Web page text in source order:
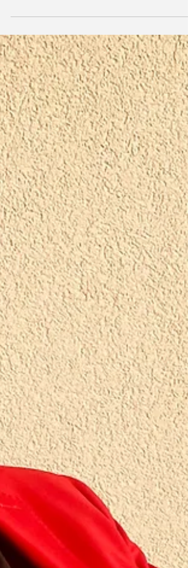
Am Sonntag werden Weltrekorde
im Ausschlafen. Sondern im Vor-sich-hin-
Überlegen. Soll ich… oder soll ich nicht?
Jetzt… oder später? Noch einen Kaffee…
oder doch schon ein schlechtes Gewissen?
Während wir nach der perfekten Antwort
suchen, zieht das Leben gemütlich an uns
vorbei und denkt sich: «Ich wäre übrigens
bereit gewesen.» Vielleicht ist genau das
Geheimnis eines guten Sonntags: Nicht
zerdenken. Nicht a